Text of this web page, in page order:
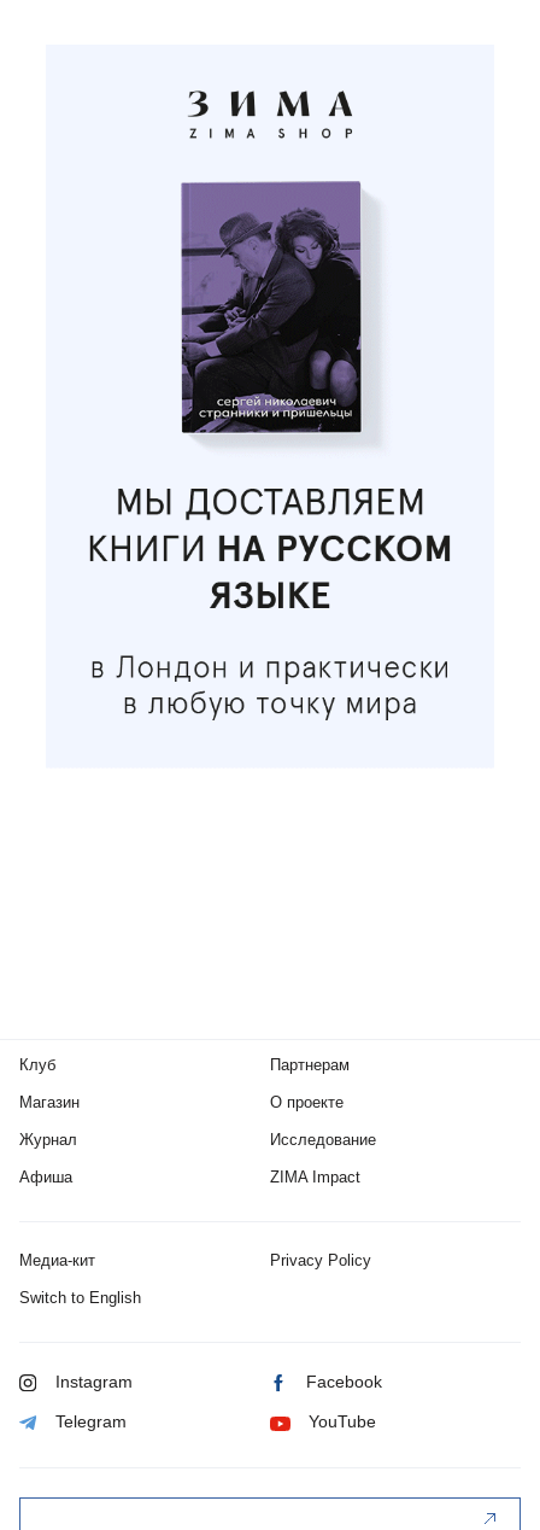
Клуб
Магазин
Журнал
Афиша
Партнерам
О проекте
Исследование
ZIMA Impact
Медиа-кит Privacy Policy
Switch to English
Instagram Facebook
Telegram YouTube